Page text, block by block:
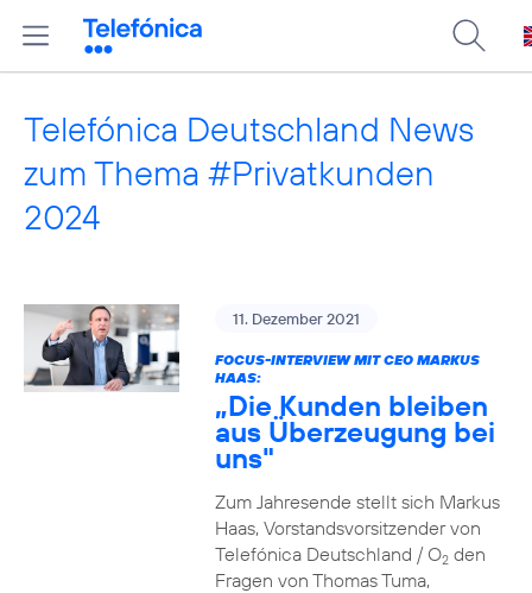
Telefónica Deutschland News
zum Thema #Privatkunden
2024
11. Dezember 2021
FOCUS-INTERVIEW MIT CEO MARKUS
HAAS:
„Die Kunden bleiben
aus Überzeugung bei
uns"
Zum Jahresende stellt sich Markus
Haas, Vorstandsvorsitzender von
Telefónica Deutschland / O2den
Fragen von Thomas Tuma,